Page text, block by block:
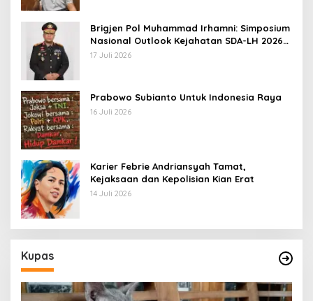
Brigjen Pol Muhammad Irhamni: Simposium
Nasional Outlook Kejahatan SDA-LH 2026–
2030 Beri Banyak Masukan Bagi APH
17 Juli 2026
Prabowo Subianto Untuk Indonesia Raya
16 Juli 2026
Karier Febrie Andriansyah Tamat,
Kejaksaan dan Kepolisian Kian Erat
14 Juli 2026
Kupas